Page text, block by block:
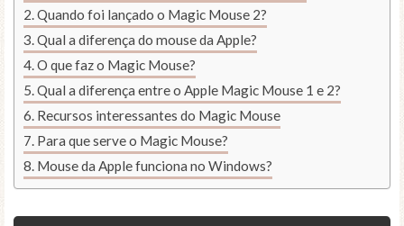
Quando foi lançado o Magic Mouse 2?
Qual a diferença do mouse da Apple?
O que faz o Magic Mouse?
Qual a diferença entre o Apple Magic Mouse 1 e 2?
Recursos interessantes do Magic Mouse
Para que serve o Magic Mouse?
Mouse da Apple funciona no Windows?